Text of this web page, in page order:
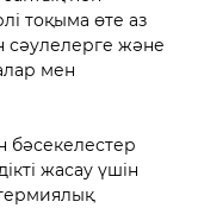
тоқыма өте аз
сәулелерге және
мен
бәсекелестер
жасау үшін